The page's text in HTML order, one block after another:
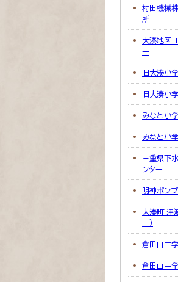
村田機械
所
大湊地区コ
ー
旧大湊小
旧大湊小
みなと小
みなと小
三重県下
ンター
明神ポン
大湊町 津
ー）
倉田山中
倉田山中